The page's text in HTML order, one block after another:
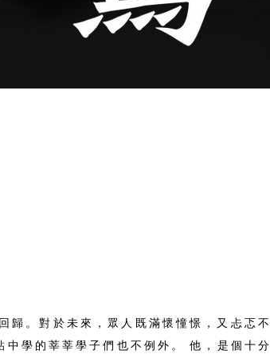
歸。對於未來，眾人既滿懷憧憬，又忐忑不
中學的莘莘學子們也不例外。 他，是個十分